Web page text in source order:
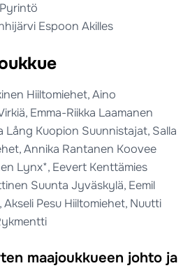
Espoon Akilles
Hiiltomiehet, Aino
Emma-Riikka Laamanen
Lång Kuopion Suunnistajat, Salla
Annika Rantanen Koovee
Lynx*, Eevert Kenttämies
Suunta Jyväskylä, Eemil
Pesu Hiiltomiehet, Nuutti
maajoukkueen johto ja